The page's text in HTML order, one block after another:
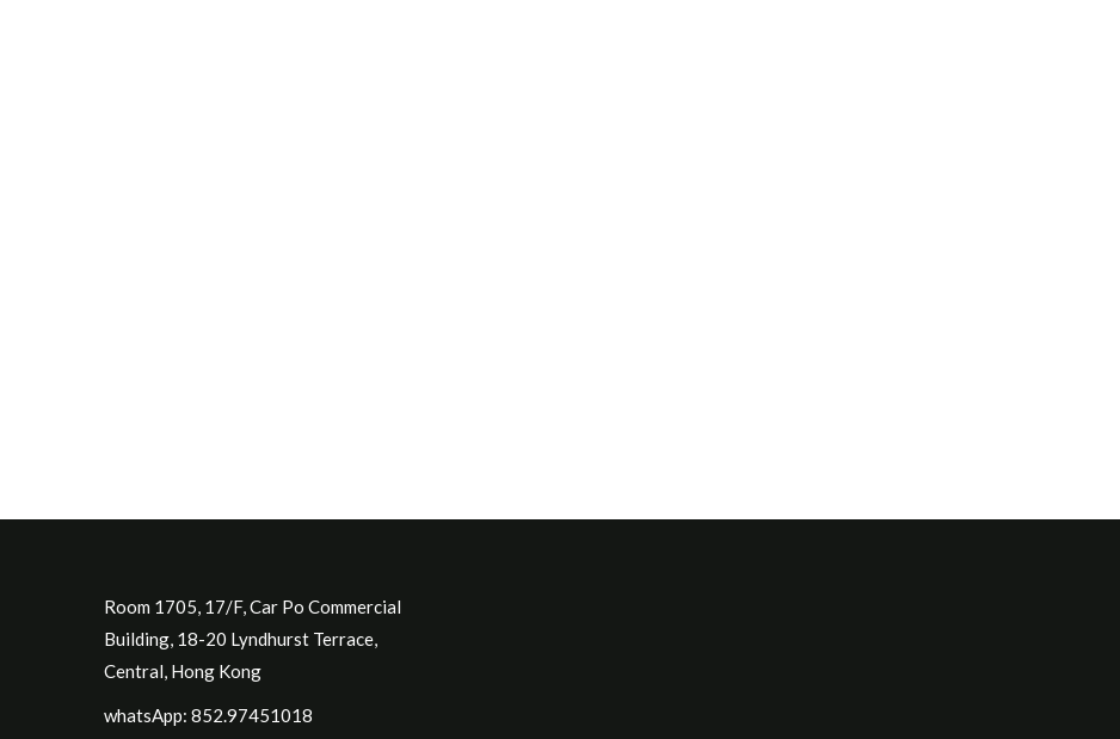
Room 1705, 17/F, Car Po Commercial
Building, 18-20 Lyndhurst Terrace,
Central, Hong Kong
whatsApp: 852.97451018